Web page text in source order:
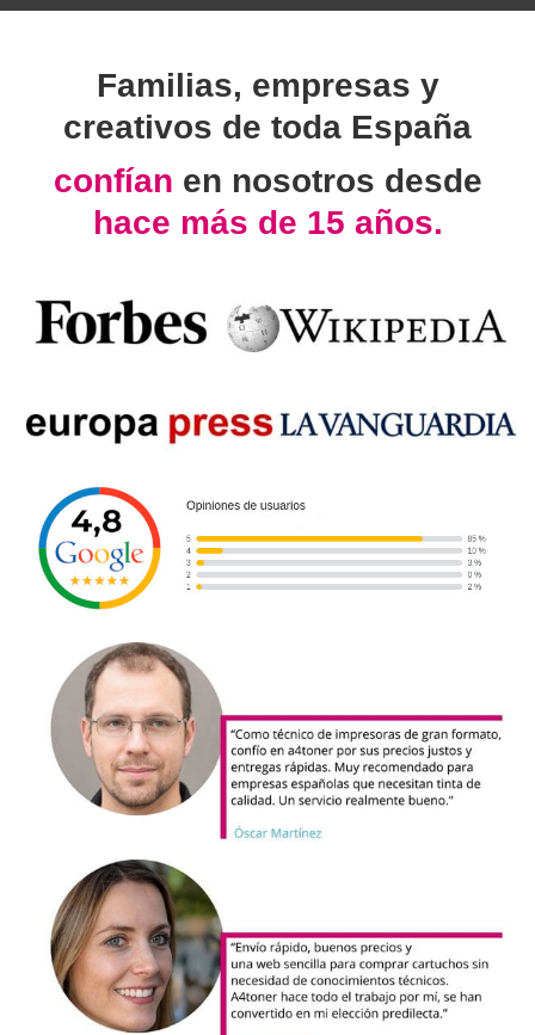
Familias, empresas y
creativos de toda España
confían en nosotros desde
hace más de 15 años.